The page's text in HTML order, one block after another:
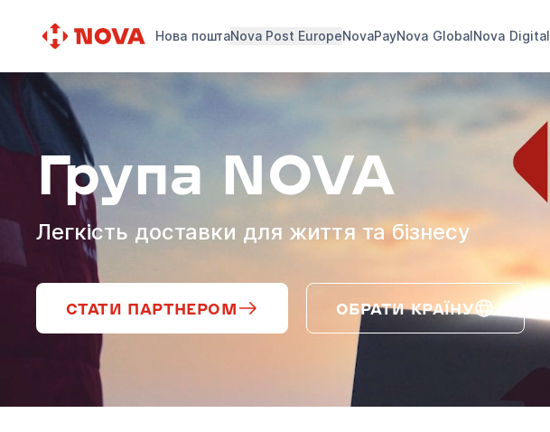
Нова поштаNova Post EuropeNovaPayNova GlobalNova Digital
Група NOVA
Легкість доставки для життя та бізнесу
СТАТИ ПАРТНЕРОМ ОБРАТИ КРАЇНУ